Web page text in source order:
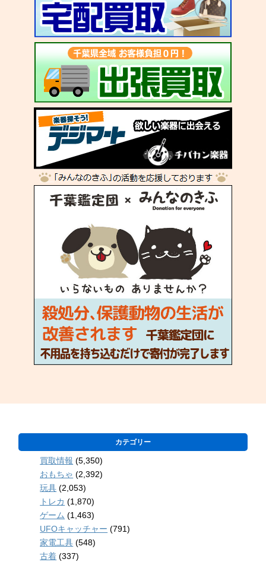
カテゴリー
買取情報 (5,350)
おもちゃ (2,392)
玩具 (2,053)
トレカ (1,870)
ゲーム (1,463)
UFOキャッチャー (791)
家電工具 (548)
古着 (337)